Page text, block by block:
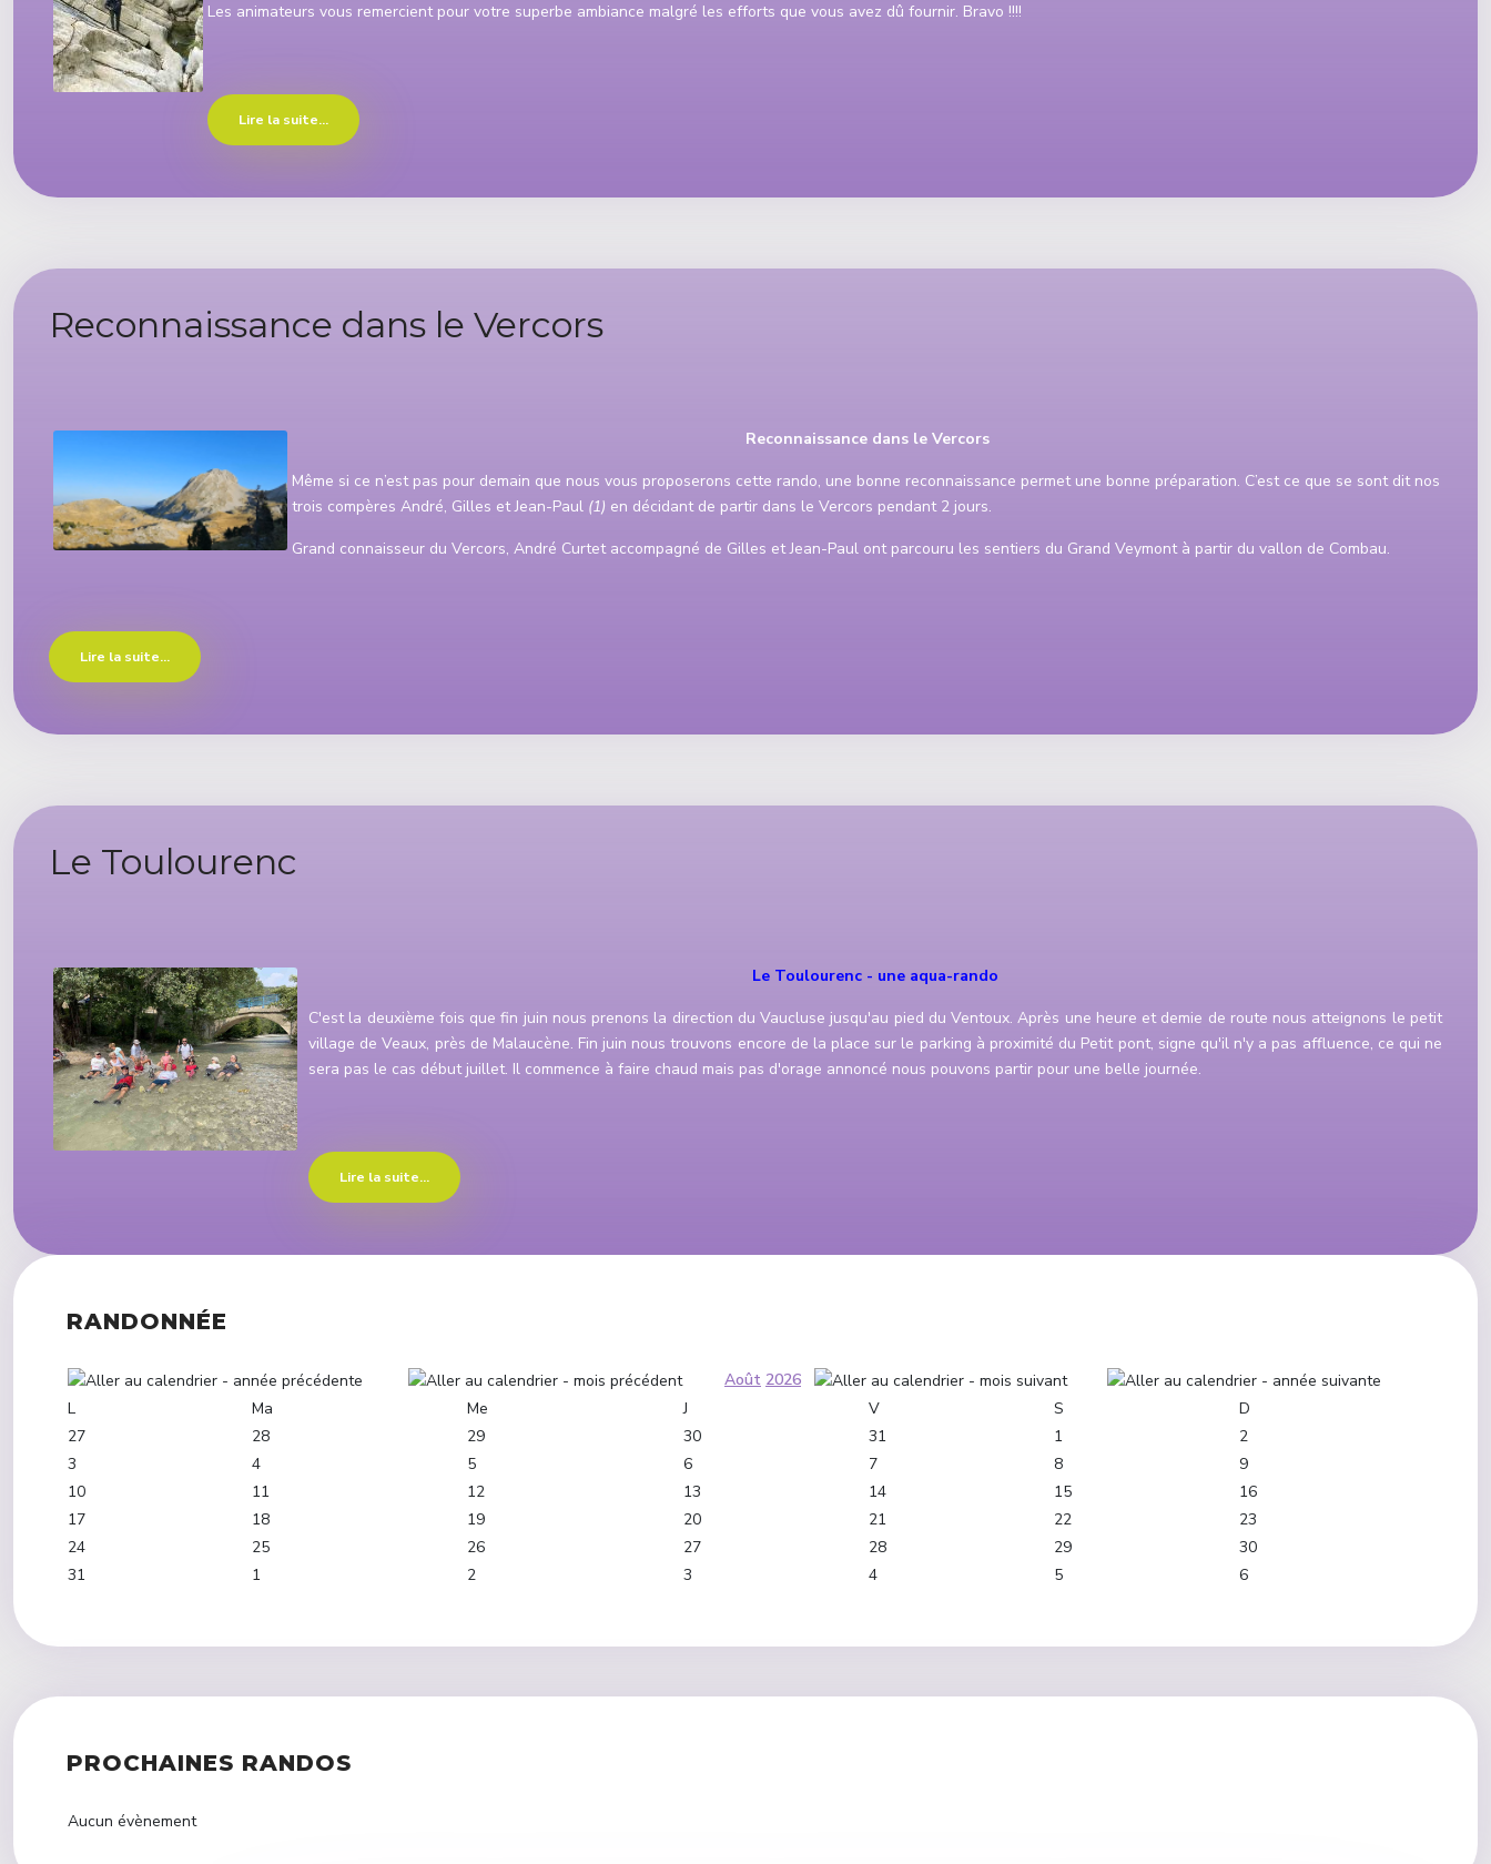
Les animateurs vous remercient pour votre superbe ambiance malgré les efforts que vous avez dû fournir. Bravo !!!!
Lire la suite...
Reconnaissance dans le Vercors
Reconnaissance dans le Vercors
Même si ce n’est pas pour demain que nous vous proposerons cette rando, une bonne reconnaissance permet une bonne préparation. C’est ce que se sont dit nos
trois compères André, Gilles et Jean-Paul (1) en décidant de partir dans le Vercors pendant 2 jours.
Grand connaisseur du Vercors, André Curtet accompagné de Gilles et Jean-Paul ont parcouru les sentiers du Grand Veymont à partir du vallon de Combau.
Lire la suite...
Le Toulourenc
Le Toulourenc - une aqua-rando
C'est la deuxième fois que fin juin nous prenons la direction du Vaucluse jusqu'au pied du Ventoux. Après une heure et demie de route nous atteignons le petit
village de Veaux, près de Malaucène. Fin juin nous trouvons encore de la place sur le parking à proximité du Petit pont, signe qu'il n'y a pas affluence, ce qui ne
sera pas le cas début juillet. Il commence à faire chaud mais pas d'orage annoncé nous pouvons partir pour une belle journée.
Lire la suite...
RANDONNÉE
Août 2026
L
Ma Me J V S
D
27
28 29 30 31 1
2
3
4 5 6 7 8
9
10
11 12 13 14 15
16
17
18 19 20 21 22
23
24
25 26 27 28 29
30
31
1 2 3 4 5 6
PROCHAINES RANDOS
Aucun évènement